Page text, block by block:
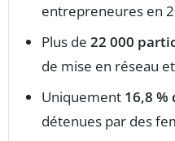
entrepreneures en
Plus de 22 000
de mise en réseau
Uniquement 16,8 %
détenues par des